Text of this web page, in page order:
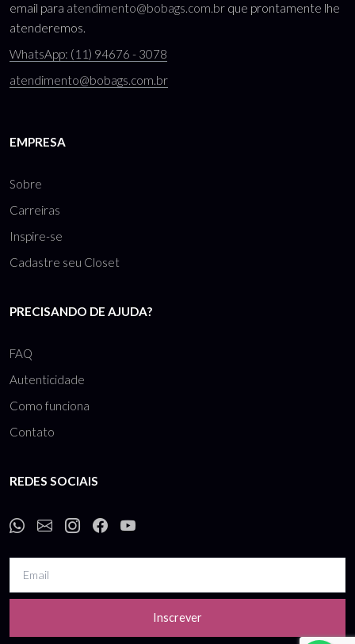
email para atendimento@bobags.com.br que prontamente lhe
atenderemos.
WhatsApp: (11) 94676 - 3078
atendimento@bobags.com.br
EMPRESA
Sobre
Carreiras
Inspire-se
Cadastre seu Closet
PRECISANDO DE AJUDA?
FAQ
Autenticidade
Como funciona
Contato
REDES SOCIAIS
Inscrever